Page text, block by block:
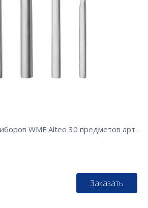
WMF Alteo 30 предметов арт.
Заказать